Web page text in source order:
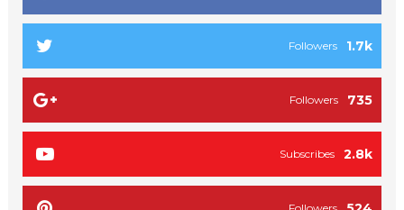
1.7k
Followers
735
Followers
2.8k
Subscribes